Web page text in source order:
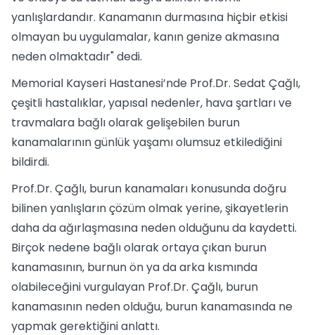
yanlışlardandır. Kanamanın durmasına hiçbir etkisi
olmayan bu uygulamalar, kanın genize akmasına
neden olmaktadır" dedi.
Memorial Kayseri Hastanesi’nde Prof.Dr. Sedat Çağlı,
çeşitli hastalıklar, yapısal nedenler, hava şartları ve
travmalara bağlı olarak gelişebilen burun
kanamalarının günlük yaşamı olumsuz etkilediğini
bildirdi.
Prof.Dr. Çağlı, burun kanamaları konusunda doğru
bilinen yanlışların çözüm olmak yerine, şikayetlerin
daha da ağırlaşmasına neden olduğunu da kaydetti.
Birçok nedene bağlı olarak ortaya çıkan burun
kanamasının, burnun ön ya da arka kısmında
olabileceğini vurgulayan Prof.Dr. Çağlı, burun
kanamasının neden olduğu, burun kanamasında ne
yapmak gerektiğini anlattı.